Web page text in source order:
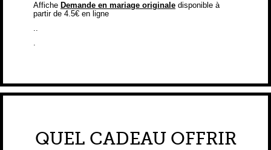
Affiche Demande en mariage originale disponible à
partir de 4.5€ en ligne
..
.
QUEL CADEAU OFFRIR